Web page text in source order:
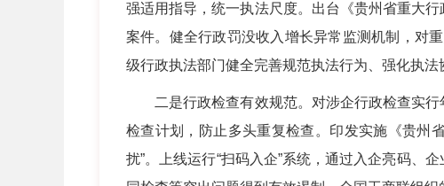
强适用指导，统一执法尺度。出台《贵州省重大
案件。健全行政罚没收入增长异常监测机制，对
级行政执法部门健全完善规范执法行为、强化执
二是行政检查有效规范。对涉企行政检查实行
检查计划，防止多头重复检查。印发实施《贵州
扰”。上线运行“扫码入企”系统，通过入企亮码、